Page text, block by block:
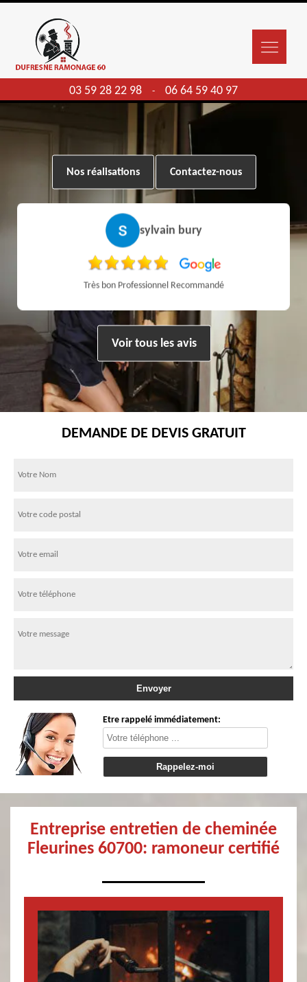
03 59 28 22 98 - 06 64 59 40 97
Nos réalisations Contactez-nous
sylvain bury
Très bon Professionnel Recommandé
Voir tous les avis
DEMANDE DE DEVIS GRATUIT
Etre rappelé immédiatement:
Entreprise entretien de cheminée
Fleurines 60700: ramoneur certifié